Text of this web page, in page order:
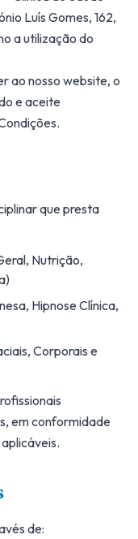
Luís Gomes, 162,
a utilização do
ao nosso website, o
e aceite
que presta
Nutrição,
Hipnose Clínica,
Corporais e
em conformidade
de: